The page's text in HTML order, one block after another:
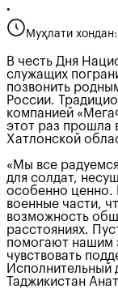
•
Муҳлати
В честь Дня
служащих
позвонить
России.
компанией
этот раз прошла
Хатлонской
«Мы все
для солдат,
особенно ценно.
военные части,
возможность
расстояниях.
помогают нашим
чувствовать
Исполнительный
Таджикистан